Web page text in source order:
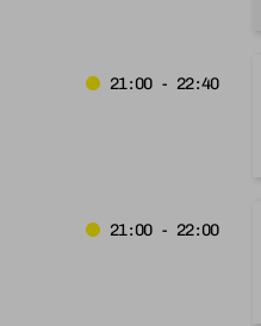
21:00 - 22:40
21:00 - 22:00